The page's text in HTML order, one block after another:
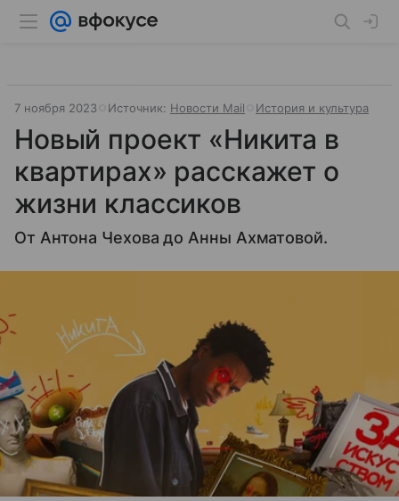
7 ноября 2023 Источник: Новости Mail История и культура
Новый проект «Никита в
квартирах» расскажет о
жизни классиков
От Антона Чехова до Анны Ахматовой.